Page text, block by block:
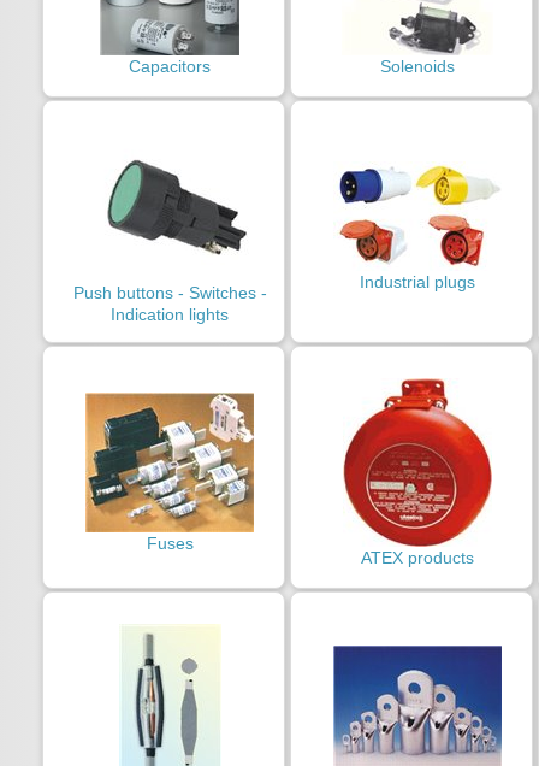
Capacitors Solenoids
Push buttons - Switches -
Indication lights
Industrial plugs
Fuses
ATEX products